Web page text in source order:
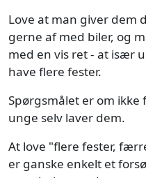
Love at man giver dem
gerne af med biler, og
med en vis ret - at især
have flere fester.
Spørgsmålet er om
unge selv laver dem.
At love "flere fester,
er ganske enkelt et